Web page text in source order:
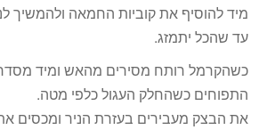
מיד להוסיף את קוביות החמאה
עד שהכל יתמזג.
כשהקרמל רותח מסירים מהאש ומיד
התפוחים כשהחלק העגול כלפי מטה.
את הבצק מעבירים בעזרת הניר ומכסים